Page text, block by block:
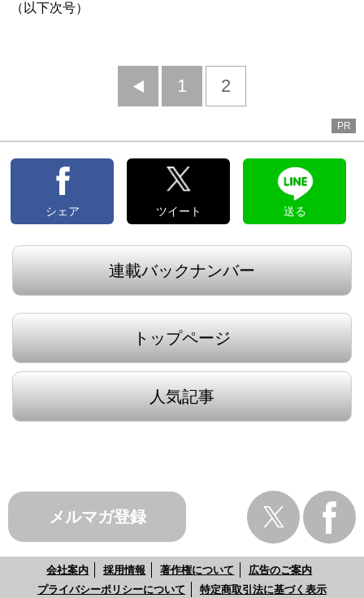
（以下次号）
前
1 2
PR
シェア ツイート 送る
連載バックナンバー
トップページ
人気記事
メルマガ登録
会社案内 採用情報 著作権について
広告のご案内
プライバシーポリシーについて
特定商取引法に基づく表示